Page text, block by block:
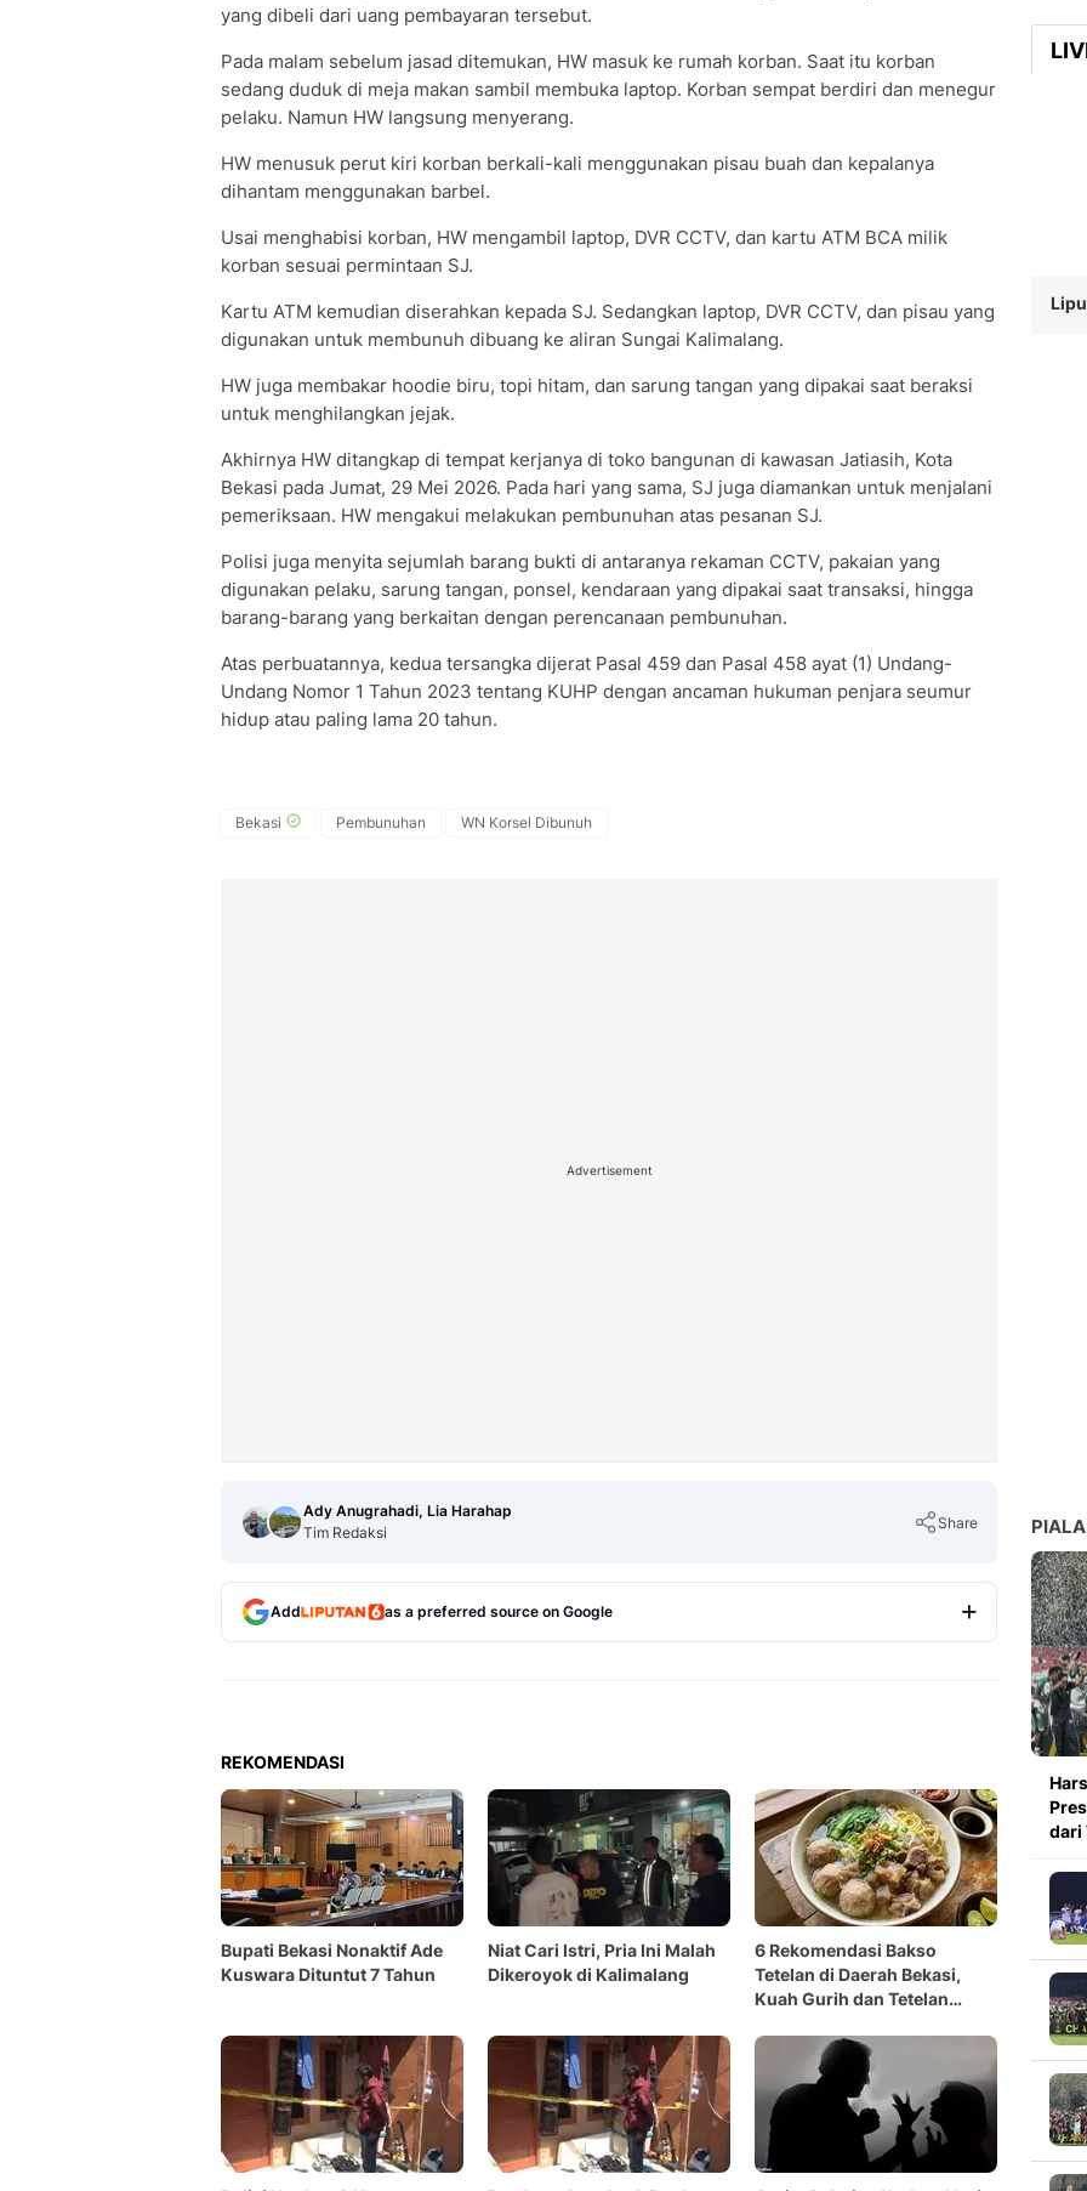
yang dibeli dari uang pembayaran tersebut.
Pada malam sebelum jasad ditemukan, HW masuk ke rumah korban. Saat itu korban
sedang duduk di meja makan sambil membuka laptop. Korban sempat berdiri dan menegur
pelaku. Namun HW langsung menyerang.
HW menusuk perut kiri korban berkali-kali menggunakan pisau buah dan kepalanya
dihantam menggunakan barbel.
Usai menghabisi korban, HW mengambil laptop, DVR CCTV, dan kartu ATM BCA milik
korban sesuai permintaan SJ.
Kartu ATM kemudian diserahkan kepada SJ. Sedangkan laptop, DVR CCTV, dan pisau yang
digunakan untuk membunuh dibuang ke aliran Sungai Kalimalang.
HW juga membakar hoodie biru, topi hitam, dan sarung tangan yang dipakai saat beraksi
untuk menghilangkan jejak.
Akhirnya HW ditangkap di tempat kerjanya di toko bangunan di kawasan Jatiasih, Kota
Bekasi pada Jumat, 29 Mei 2026. Pada hari yang sama, SJ juga diamankan untuk menjalani
pemeriksaan. HW mengakui melakukan pembunuhan atas pesanan SJ.
Polisi juga menyita sejumlah barang bukti di antaranya rekaman CCTV, pakaian yang
digunakan pelaku, sarung tangan, ponsel, kendaraan yang dipakai saat transaksi, hingga
barang-barang yang berkaitan dengan perencanaan pembunuhan.
Atas perbuatannya, kedua tersangka dijerat Pasal 459 dan Pasal 458 ayat (1) Undang-
Undang Nomor 1 Tahun 2023 tentang KUHP dengan ancaman hukuman penjara seumur
hidup atau paling lama 20 tahun.
Bekasi Pembunuhan WN Korsel Dibunuh
Advertisement
Ady Anugrahadi, Lia Harahap
Tim Redaksi
Share
Add as a preferred source on Google
REKOMENDASI
Bupati Bekasi Nonaktif Ade
Kuswara Dituntut 7 Tahun
Niat Cari Istri, Pria Ini Malah
Dikeroyok di Kalimalang
6 Rekomendasi Bakso
Tetelan di Daerah Bekasi,
Kuah Gurih dan Tetelan
dari